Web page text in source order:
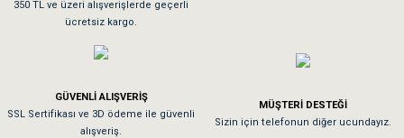
Kedilerim beğeniyorlar. Memnunuz. Uygun fiyatta olması iyi.
350 TL ve üzeri alışverişlerde geçerli
ücretsiz kargo.
GÜVENLİ ALIŞVERİŞ
SSL Sertifikası ve 3D ödeme ile güvenli
alışveriş.
MÜŞTERİ DESTEĞİ
Sizin için telefonun diğer ucundayız.